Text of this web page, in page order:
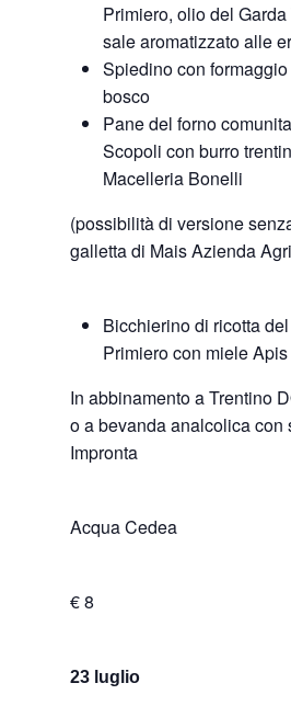
Primiero, olio del
sale aromatizzato alle
Spiedino con
bosco
Pane del forno
Scopoli con burro
Macelleria Bonelli
(possibilità di versione
galletta di Mais Azienda
Bicchierino di ricotta
Primiero con miele
In abbinamento a Trentino
o a bevanda analcolica con
Impronta
Acqua Cedea
€ 8
23 luglio